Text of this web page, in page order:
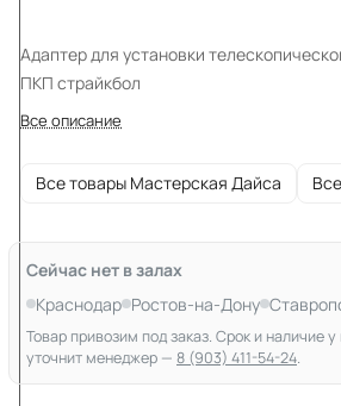
Адаптер для установки
ПКП страйкбол
Все описание
Все товары Мастерская Дайса
Сейчас нет в залах
Краснодар Ростов-на-Дону
Товар привозим под заказ. Срок и наличие
уточнит менеджер — 8 (903) 411-54-24.